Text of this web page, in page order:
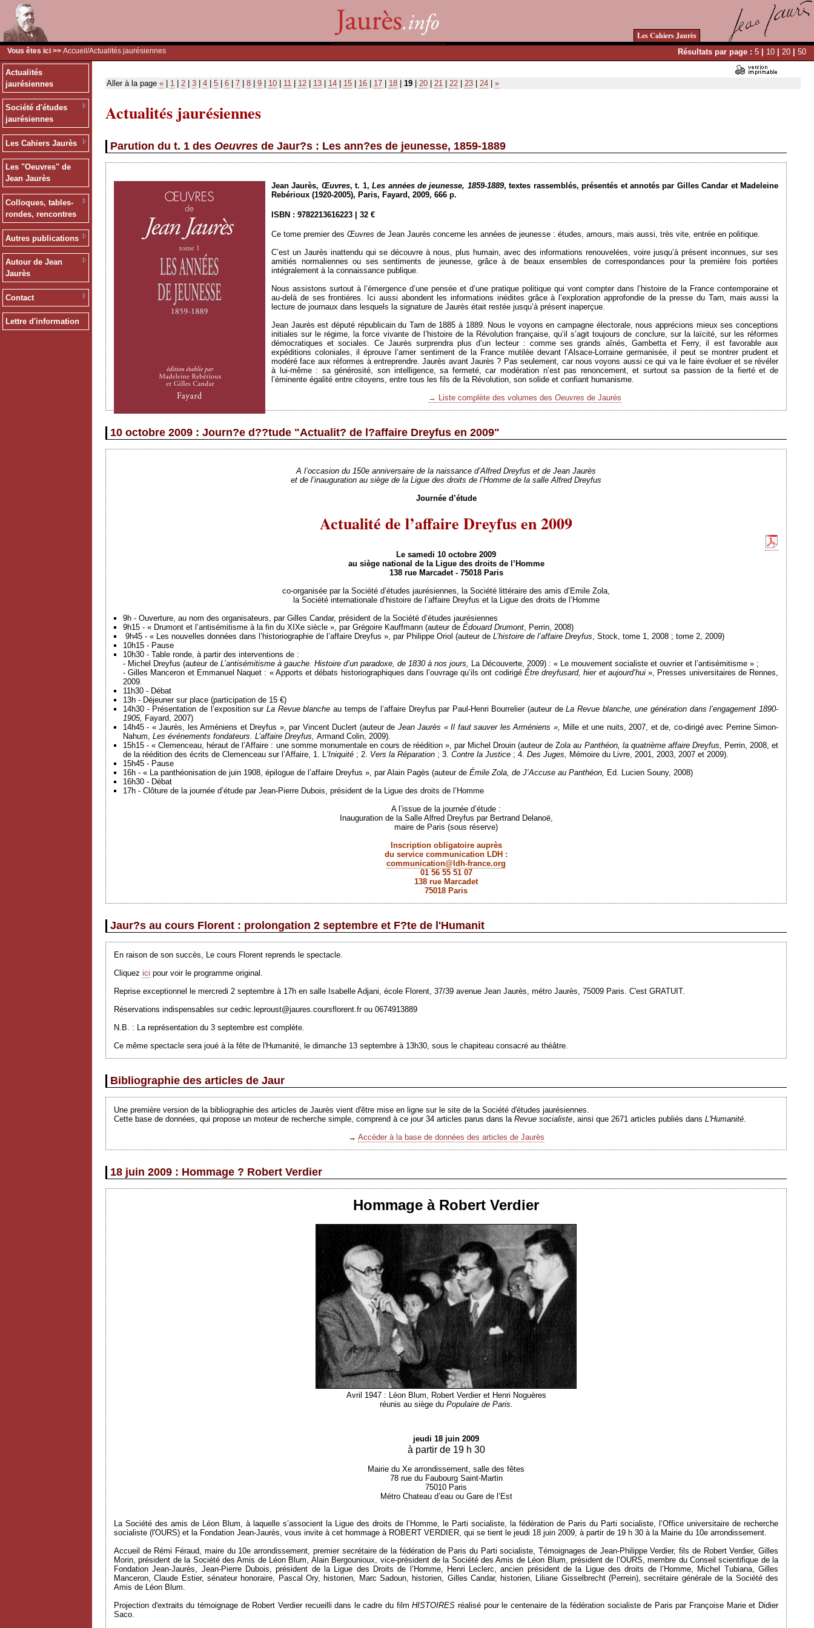
Les Cahiers Jaurès
Vous êtes ici >> Accueil /Actualités jaurésiennes Résultats par page : 5 | 10 | 20 | 50
Actualités
jaurésiennes
Société d'études
jaurésiennes
Les Cahiers Jaurès
Les "Oeuvres" de
Jean Jaurès
Colloques, tables-
rondes, rencontres
Autres publications
Autour de Jean
Jaurès
Contact
Lettre d'information
Aller à la page « 1 2 3 4 5 6 7 8 9 10 11 12 13 14 15 16 17 18 19 20 21 22 23 24 »
Actualités jaurésiennes
Parution du t. 1 des Oeuvres de Jaur?s : Les ann?es de jeunesse, 1859-1889
Jean Jaurès, Œuvres, t. 1,Les années de jeunesse, 1859-1889,textes rassemblés, présentés et annotés par Gilles Candar et Madeleine
Rebérioux (1920-2005), Paris, Fayard, 2009, 666 p.
ISBN : 9782213616223 | 32 €
Ce tome premier des Œuvres de Jean Jaurès concerne les années de jeunesse : études, amours, mais aussi, très vite, entrée en politique.
C’est un Jaurès inattendu qui se découvre à nous, plus humain, avec des informations renouvelées, voire jusqu’à présent inconnues, sur ses
amitiés normaliennes ou ses sentiments de jeunesse, grâce à de beaux ensembles de correspondances pour la première fois portées
intégralement à la connaissance publique.
Nous assistons surtout à l’émergence d’une pensée et d’une pratique politique qui vont compter dans l’histoire de la France contemporaine et
au-delà de ses frontières. Ici aussi abondent les informations inédites grâce à l’exploration approfondie de la presse du Tarn, mais aussi la
lecture de journaux dans lesquels la signature de Jaurès était restée jusqu’à présent inaperçue.
Jean Jaurès est député républicain du Tarn de 1885 à 1889. Nous le voyons en campagne électorale, nous apprécions mieux ses conceptions
initiales sur le régime, la force vivante de l’histoire de la Révolution française, qu’il s’agit toujours de conclure, sur la laïcité, sur les réformes
démocratiques et sociales. Ce Jaurès surprendra plus d’un lecteur : comme ses grands aînés, Gambetta et Ferry, il est favorable aux
expéditions coloniales, il éprouve l’amer sentiment de la France mutilée devant l’Alsace-Lorraine germanisée, il peut se montrer prudent et
modéré face aux réformes à entreprendre. Jaurès avant Jaurès ? Pas seulement, car nous voyons aussi ce qui va le faire évoluer et se révéler
à lui-même : sa générosité, son intelligence, sa fermeté, car modération n’est pas renoncement, et surtout sa passion de la fierté et de
l’éminente égalité entre citoyens, entre tous les fils de la Révolution, son solide et confiant humanisme.
→ Liste complète des volumes desOeuvresde Jaurès
10 octobre 2009 : Journ?e d??tude "Actualit? de l?affaire Dreyfus en 2009"
A l’occasion du 150e anniversaire de la naissance d’Alfred Dreyfus et de Jean Jaurès
et de l’inauguration au siège de la Ligue des droits de l’Homme de la salle Alfred Dreyfus
Journée d’étude
Actualité de l’affaire Dreyfus en 2009
Le samedi 10 octobre 2009
au siège national de la Ligue des droits de l’Homme
138 rue Marcadet - 75018 Paris
co-organisée par la Société d’études jaurésiennes, la Société littéraire des amis d’Emile Zola,
la Société internationale d’histoire de l’affaire Dreyfus et la Ligue des droits de l’Homme
9h - Ouverture, au nom des organisateurs, par Gilles Candar, président de la Société d’études jaurésiennes
9h15 - « Drumont et l’antisémitisme à la fin du XIXe siècle », par Grégoire Kauffmann (auteur de Édouard Drumont , Perrin, 2008)
9h45 - « Les nouvelles données dans l’historiographie de l’affaire Dreyfus », par Philippe Oriol (auteur de L’histoire de l’affaire Dreyfus , Stock, tome 1, 2008 ; tome 2, 2009)
10h15 - Pause
10h30 - Table ronde, à partir des interventions de :
- Michel Dreyfus (auteur de L’antisémitisme à gauche. Histoire d’un paradoxe, de 1830 à nos jours,
La Découverte, 2009) : « Le mouvement socialiste et ouvrier et l’antisémitisme » ;
- Gilles Manceron et Emmanuel Naquet : « Apports et débats historiographiques dans l’ouvrage qu’ils ont codirigé Être dreyfusard, hier et aujourd’hui», Presses universitaires de Rennes,
2009.
11h30 - Débat
13h - Déjeuner sur place (participation de 15 €)
14h30 - Présentation de l’exposition sur La Revue blanche au temps de l’affaire Dreyfus par Paul-Henri Bourrelier (auteur deLa Revue blanche, une génération dans l’engagement 1890-
1905, Fayard, 2007)
14h45 - « Jaurès, les Arméniens et Dreyfus », par Vincent Duclert (auteur de Jean Jaurès « Il faut sauver les Arméniens »,
Mille et une nuits, 2007, et de, co-dirigé avec Perrine Simon-
Nahum, Les événements fondateurs. L’affaire Dreyfus, Armand Colin, 2009).
15h15 - « Clemenceau, héraut de l’Affaire : une somme monumentale en cours de réédition », par Michel Drouin (auteur de Zola au Panthéon, la quatrième affaire Dreyfus,
Perrin, 2008, et
de la réédition des écrits de Clemenceau sur l’Affaire, 1. L ’Iniquité ; 2. Vers la Réparation ; 3. Contre la Justice ; 4. Des Juges,
Mémoire du Livre, 2001, 2003, 2007 et 2009).
15h45 - Pause
16h - « La panthéonisation de juin 1908, épilogue de l’affaire Dreyfus », par Alain Pagès (auteur de Émile Zola, de J’Accuse au Panthéon,
Ed. Lucien Souny, 2008)
16h30 - Débat
17h - Clôture de la journée d’étude par Jean-Pierre Dubois, président de la Ligue des droits de l’Homme
A l’issue de la journée d’étude :
Inauguration de la Salle Alfred Dreyfus par Bertrand Delanoë,
maire de Paris (sous réserve)
Inscription obligatoire auprès
du service communication LDH :
communication@ldh-france.org
01 56 55 51 07
138 rue Marcadet
75018 Paris
Jaur?s au cours Florent : prolongation 2 septembre et F?te de l'Humanit
En raison de son succès, Le cours Florent reprends le spectacle.
Cliquez ici pour voir le programme original.
Reprise exceptionnel
le mercredi 2 septembre à 17h en salle Isabelle Adjani, école Florent, 37/39 avenue Jean Jaurès, métro Jaurès, 75009 Paris. C'est GRATUIT.
Réservations indispensables sur cedric.leproust@jaures.coursflorent.frou 0674913889
N.B. : La représentation du 3 septembre est complète.
Ce même spectacle sera joué à la fête de l'Humanité, le dimanche 13 septembre à 13h30, sous le chapiteau consacré au théâtre.
Bibliographie des articles de Jaur
Une première version de la bibliographie des articles de Jaurès vient d'être mise en ligne sur le site de la Société d'études jaurésiennes.
Cette base de données, qui propose un moteur de recherche simple, comprend à ce jour 34 articles parus dans la Revue socialiste , ainsi que 2671 articles publiés dans L'Humanité
→ Accéder à la base de données des articles de Jaurès
18 juin 2009 : Hommage ? Robert Verdier
Hommage à Robert Verdier
Avril 1947 : Léon Blum, Robert Verdier et Henri Noguères
réunis au siège du Populaire de Paris.
jeudi 18 juin 2009
à partir de 19 h 30
Mairie du Xe arrondissement, salle des fêtes
78 rue du Faubourg Saint-Martin
75010 Paris
Métro Chateau d’eau ou Gare de l’Est
La Société des amis de Léon Blum, à laquelle s’associent la Ligue des droits de l’Homme, le Parti socialiste, la fédération de Paris du Parti socialiste, l’Office universitaire de recherche
socialiste (l'OURS) et la Fondation Jean-Jaurès, vous invite à cet hommage à ROBERT VERDIER, qui se tient le jeudi 18 juin 2009, à partir de 19 h 30 à la Mairie du 10e arrondissement.
Accueil de Rémi Féraud, maire du 10e arrondissement, premier secrétaire de la fédération de Paris du Parti socialiste, Témoignages de Jean-Philippe Verdier, fils de Robert Verdier, Gilles
Morin, président de la Société des Amis de Léon Blum, Alain Bergounioux, vice-président de la Société des Amis de Léon Blum, président de l’OURS, membre du Conseil scientifique de la
Fondation Jean-Jaurès, Jean-Pierre Dubois, président de la Ligue des Droits de l’Homme, Henri Leclerc, ancien président de la Ligue des droits de l’Homme, Michel Tubiana, Gilles
Manceron, Claude Estier, sénateur honoraire, Pascal Ory, historien, Marc Sadoun, historien, Gilles Candar, historien, Liliane Gisselbrecht (Perrein), secrétaire générale de la Société des
Amis de Léon Blum.
Projection d'extraits du témoignage de Robert Verdier recueilli dans le cadre du filmHISTOIRESréalisé pour le centenaire de la fédération socialiste de Paris par Françoise Marie et Didier
Saco.